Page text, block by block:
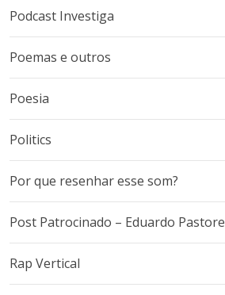
Podcast Investiga
Poemas e outros
Poesia
Politics
Por que resenhar esse som?
Post Patrocinado – Eduardo Pastore
Rap Vertical